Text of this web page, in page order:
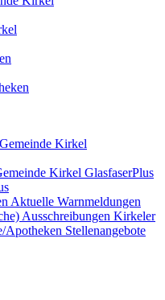
Kirkel
Kirkel GlasfaserPlus
Aktuelle Warnmeldungen
Ausschreibungen Kirkeler
Apotheken Stellenangebote